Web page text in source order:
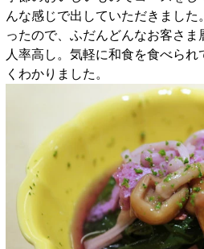
んな感じで出していただきまし
ったので、ふだんどんなお客さ
人率高し。気軽に和食を食べられ
くわかりました。